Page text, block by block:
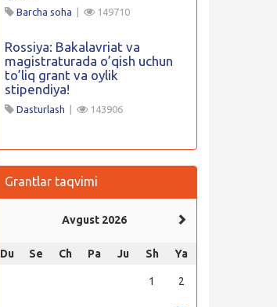
Barcha soha 149710
Rossiya: Bakalavriat va
magistraturada o’qish uchun
to’liq grant va oylik
stipendiya!
Dasturlash 143906
Grantlar taqvimi
Avgust 2026
Du Se Ch Pa Ju Sh Ya
1 2